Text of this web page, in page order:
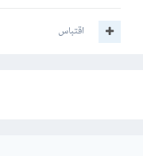
اقتباس